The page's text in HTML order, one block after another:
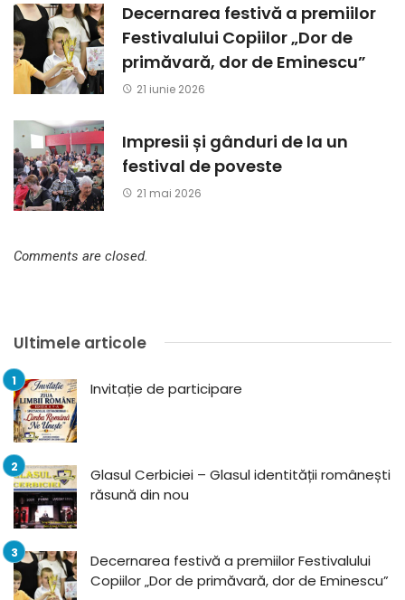
Decernarea festivă a premiilor
Festivalului Copiilor „Dor de
primăvară, dor de Eminescu”
21 iunie 2026
Impresii și gânduri de la un
festival de poveste
21 mai 2026
Comments are closed.
Ultimele articole
Invitație de participare
Glasul Cerbiciei – Glasul identității românești
răsună din nou
Decernarea festivă a premiilor Festivalului
Copiilor „Dor de primăvară, dor de Eminescu”